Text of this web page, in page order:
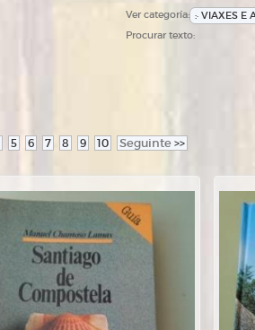
Ver categoría:
Procurar texto:
5 6 7 8 9 10 Seguinte >>